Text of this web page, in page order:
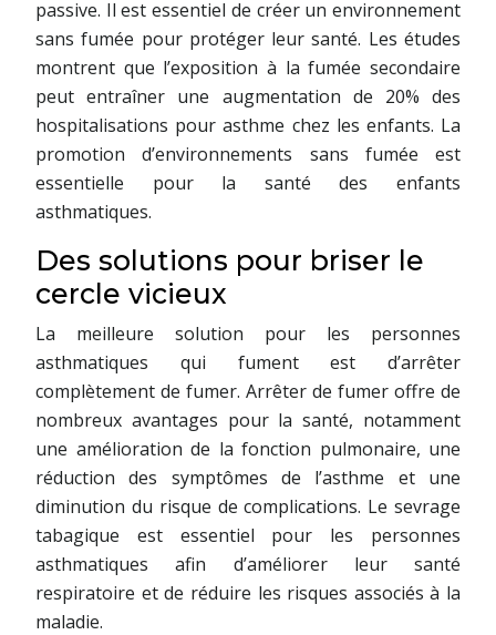
passive. Il est essentiel de créer un environnement
sans fumée pour protéger leur santé. Les études
montrent que l’exposition à la fumée secondaire
peut entraîner une augmentation de 20% des
hospitalisations pour asthme chez les enfants. La
promotion d’environnements sans fumée est
essentielle pour la santé des enfants
asthmatiques.
Des solutions pour briser le
cercle vicieux
La meilleure solution pour les personnes
asthmatiques qui fument est d’arrêter
complètement de fumer. Arrêter de fumer offre de
nombreux avantages pour la santé, notamment
une amélioration de la fonction pulmonaire, une
réduction des symptômes de l’asthme et une
diminution du risque de complications. Le sevrage
tabagique est essentiel pour les personnes
asthmatiques afin d’améliorer leur santé
respiratoire et de réduire les risques associés à la
maladie.